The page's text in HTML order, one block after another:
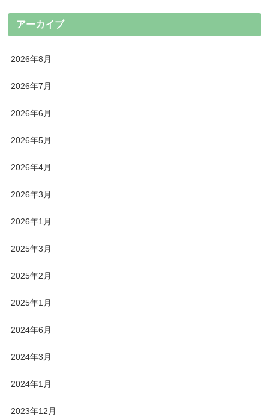
アーカイブ
2026年8月
2026年7月
2026年6月
2026年5月
2026年4月
2026年3月
2026年1月
2025年3月
2025年2月
2025年1月
2024年6月
2024年3月
2024年1月
2023年12月